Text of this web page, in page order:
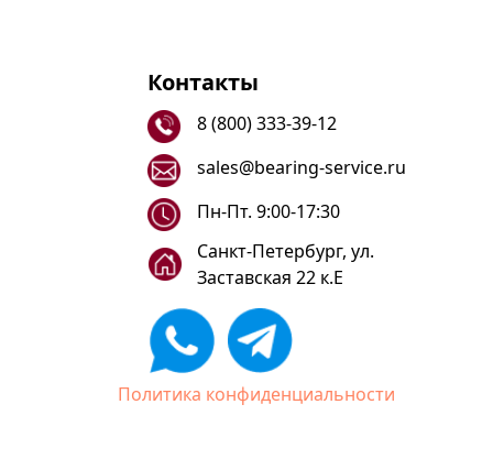
Контакты
8 (800) 333-39-12
sales@bearing-service.ru
Санкт-Петербург, ул.
Заставская 22 к.Е
Пн-Пт. 9:00-17:30
Политика конфиденциальности